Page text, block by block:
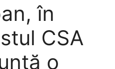
în
CSA
o